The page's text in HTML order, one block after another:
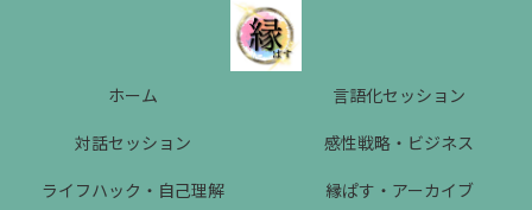
ホーム
言語化セッション
対話セッション
感性戦略・ビジネス
ライフハック・自己理解
縁ぱす・アーカイブ